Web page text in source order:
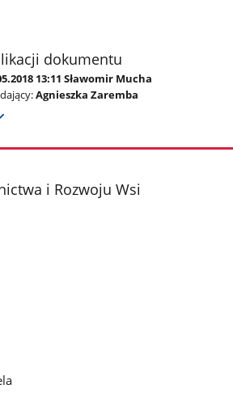
dokumentu
13:11 Sławomir Mucha
Agnieszka Zaremba
i Rozwoju Wsi